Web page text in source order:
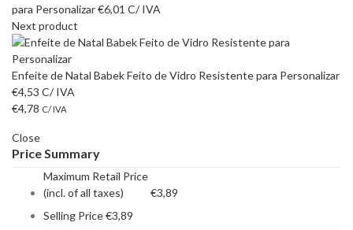
para Personalizar€6,01 C/ IVA
Next product
Enfeite de Natal Babek Feito de Vidro Resistente para Personalizar
€4,53 C/ IVA
€4,78 C/ IVA
Close
Price Summary
Maximum Retail Price
(incl. of all taxes)
€3,89
Selling Price€3,89